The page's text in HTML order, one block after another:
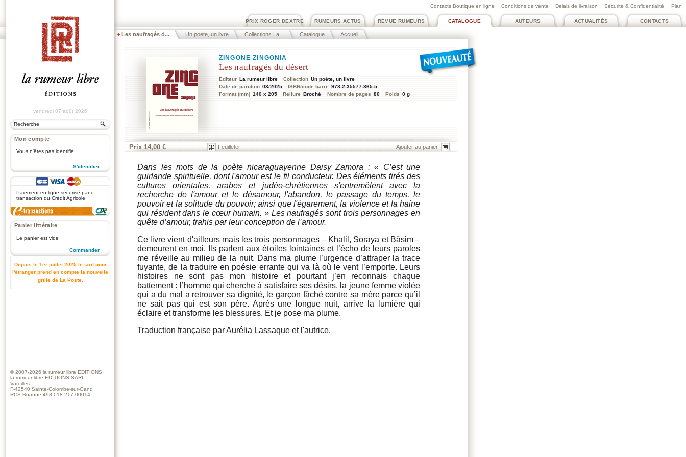
Plan
Contacts Boutique en ligne Conditions de vente Délais de livraison Sécurité & Confidentialité
CONTACTS
ACTUALITÉS
AUTEURS
CATALOGUE
REVUE RUMEURS
RUMEURS ACTUS
PRIX ROGER DEXTRE
Les naufragés d... Un poète, un livre Collections La... Catalogue Accueil
vendredi 07 août 2026
Mon compte
Vous n'êtes pas identifié
S'identifier
Paiement en ligne sécurisé par e-
transaction du Crédit Agricole
Panier littéraire
Le panier est vide
Commander
Depuis le 1er juillet 2025 le tarif pour
l'étranger prend en compte la nouvelle
grille de La Poste.
ZINGONE ZINGONIA
Les naufragés du désert
Editeur La rumeur libre Collection Un poète, un livre
Date de parution 03/2025 ISBN/code barre 978-2-35577-365-5
Format (mm) 140 x 205 Reliure Broché Nombre de pages 80 Poids 0 g
Prix 14,00 € Feuilleter
Dans les mots de la poète nicaraguayenne Daisy Zamora : « C’est une
guirlande spirituelle, dont l'amour est le fil conducteur. Des éléments tirés des
cultures orientales, arabes et judéo-chrétiennes s'entremêlent avec la
recherche de l'amour et le désamour, l'abandon, le passage du temps, le
pouvoir et la solitude du pouvoir; ainsi que l'égarement, la violence et la haine
qui résident dans le cœur humain. » Les naufragés sont trois personnages en
quête d’amour, trahis par leur conception de l’amour.
Ce livre vient d'ailleurs mais les trois personnages – Khalil, Soraya et Bâsim –
demeurent en moi. Ils parlent aux étoiles lointaines et l’écho de leurs paroles
me réveille au milieu de la nuit. Dans ma plume l’urgence d’attraper la trace
fuyante, de la traduire en poésie errante qui va là où le vent l’emporte. Leurs
histoires ne sont pas mon histoire et pourtant j’en reconnais chaque
battement : l’homme qui cherche à satisfaire ses désirs, la jeune femme violée
qui a du mal a retrouver sa dignité, le garçon fâché contre sa mère parce qu’il
ne sait pas qui est son père. Après une longue nuit, arrive la lumière qui
éclaire et transforme les blessures. Et je pose ma plume.
Traduction française par Aurélia Lassaque et l'autrice.
© 2007-2026 la rumeur libre EDITIONS
la rumeur libre EDITIONS SARL
Vareilles
F-42540 Sainte-Colombe-sur-Gand
RCS Roanne 498 018 217 00014